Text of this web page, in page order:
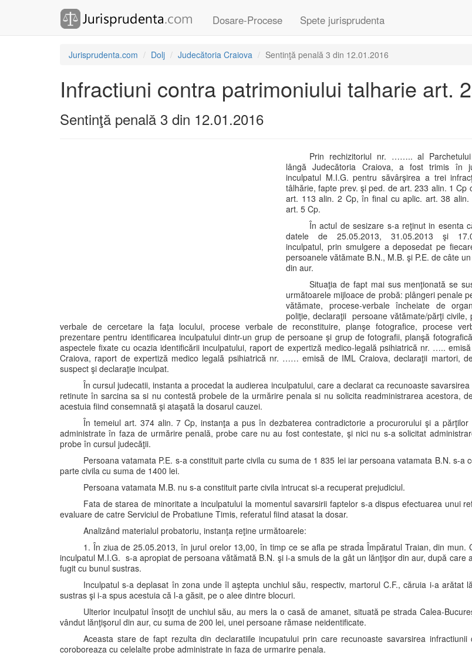
Dosare-Procese Spete jurisprudenta
Jurisprudenta.com Dolj Judecătoria Craiova Sentinţă penală 3 din 12.01.2016
Infractiuni contra patrimoniului talharie art.
Sentinţă penală 3 din 12.01.2016
Prin rechizitoriul nr. …….. al
lângă Judecătoria Craiova, a fost trimis în
inculpatul M.I.G. pentru săvârşirea a trei
tâlhărie, fapte prev. şi ped. de art. 233 alin. 1 Cp
art. 113 alin. 2 Cp, în final cu aplic. art. 38
art. 5 Cp.
În actul de sesizare s-a reţinut in esenta
datele de 25.05.2013, 31.05.2013 şi
inculpatul, prin smulgere a deposedat pe
persoanele vătămate B.N., M.B. şi P.E. de câte
din aur.
Situaţia de fapt mai sus menţionată se
următoarele mijloace de probă: plângeri penale
vătămate, procese-verbale încheiate de
poliţie, declaraţii persoane vătămate/părţi civile,
verbale de cercetare la faţa locului, procese verbale de reconstituire, planşe fotografice, procese
prezentare pentru identificarea inculpatului dintr-un grup de persoane şi grup de fotografii, planşă
aspectele fixate cu ocazia identificării inculpatului, raport de expertiză medico-legală psihiatrică nr. …..
Craiova, raport de expertiză medico legală psihiatrică nr. …… emisă de IML Craiova, declaraţii martori,
suspect şi declaraţie inculpat.
În cursul judecatii, instanta a procedat la audierea inculpatului, care a declarat ca recunoaste
retinute în sarcina sa si nu contestă probele de la urmărire penala si nu solicita readministrarea acestora,
acestuia fiind consemnată şi ataşată la dosarul cauzei.
În temeiul art. 374 alin. 7 Cp, instanţa a pus în dezbaterea contradictorie a procurorului şi a părţilor
administrate în faza de urmărire penală, probe care nu au fost contestate, şi nici nu s-a solicitat
probe în cursul judecăţii.
Persoana vatamata P.E. s-a constituit parte civila cu suma de 1 835 lei iar persoana vatamata B.N. s-a
parte civila cu suma de 1400 lei.
Persoana vatamata M.B. nu s-a constituit parte civila intrucat si-a recuperat prejudiciul.
Fata de starea de minoritate a inculpatului la momentul savarsirii faptelor s-a dispus efectuarea unui
evaluare de catre Serviciul de Probatiune Timis, referatul fiind atasat la dosar.
Analizând materialul probatoriu, instanţa reţine următoarele:
1. În ziua de 25.05.2013, în jurul orelor 13,00, în timp ce se afla pe strada Împăratul Traian, din mun.
inculpatul M.I.G. s-a apropiat de persoana vătămată B.N. şi i-a smuls de la gât un lănţişor din aur, după care
fugit cu bunul sustras.
Inculpatul s-a deplasat în zona unde îl aştepta unchiul său, respectiv, martorul C.F., căruia i-a arătat
sustras şi i-a spus acestuia că l-a găsit, pe o alee dintre blocuri.
Ulterior inculpatul însoţit de unchiul său, au mers la o casă de amanet, situată pe strada Calea-
vândut lănţişorul din aur, cu suma de 200 lei, unei persoane rămase neidentificate.
Aceasta stare de fapt rezulta din declaratiile incupatului prin care recunoaste savarsirea infractiunii
coroboreaza cu celelalte probe administrate in faza de urmarire penala.